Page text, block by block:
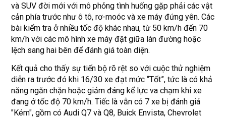
và SUV đời mới với mô phỏng tình huống gặp phải các vật
cản phía trước như ô tô, rơ-moóc và xe máy đứng yên. Các
bài kiểm tra ở nhiều tốc độ khác nhau, từ 50 km/h đến 70
km/h với các mô hình xe máy đặt giữa làn đường hoặc
lệch sang hai bên để đánh giá toàn diện.
Kết quả cho thấy sự tiến bộ rõ rệt so với cuộc thử nghiệm
diễn ra trước đó khi 16/30 xe đạt mức “Tốt”, tức là có khả
năng ngăn chặn hoặc giảm đáng kể lực va chạm khi xe
đang ở tốc độ 70 km/h. Tiếc là vẫn có 7 xe bị đánh giá
"Kém", gồm có Audi Q7 và Q8, Buick Envista, Chevrolet